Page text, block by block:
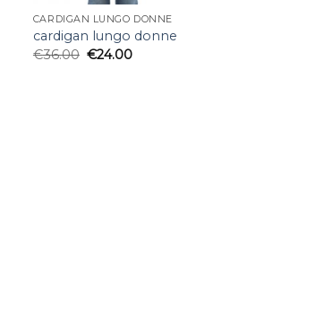
CARDIGAN LUNGO DONNE
cardigan lungo donne
€36.00 €24.00